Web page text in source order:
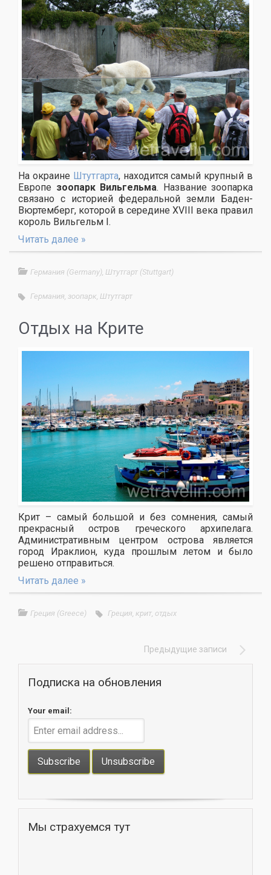
На окраине Штутгарта, находится самый крупный в
Европе зоопарк Вильгельма. Название зоопарка
связано с историей федеральной земли Баден-
Вюртемберг, которой в середине XVIII века правил
король Вильгельм I.
Читать далее »
Германия (Germany), Штутгарт (Stuttgart)
Германия, зоопарк, Штутгарт
Отдых на Крите
Крит – самый большой и без сомнения, самый
прекрасный остров греческого архипелага.
Административным центром острова является
город Ираклион, куда прошлым летом и было
решено отправиться.
Читать далее »
Греция (Greece) Греция крит отдых
Предыдущие записи
Подписка на обновления
Your email:
Мы страхуемся тут